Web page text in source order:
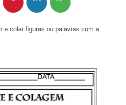
ou palavras com a